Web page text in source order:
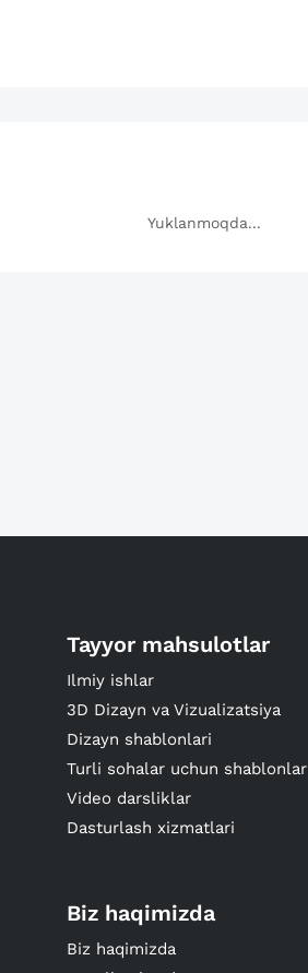
Yuklanmoqda...
Tayyor mahsulotlar
Ilmiy ishlar
3D Dizayn va Vizualizatsiya
Dizayn shablonlari
Turli sohalar uchun shablonlar
Video darsliklar
Dasturlash xizmatlari
Biz haqimizda
Biz haqimizda